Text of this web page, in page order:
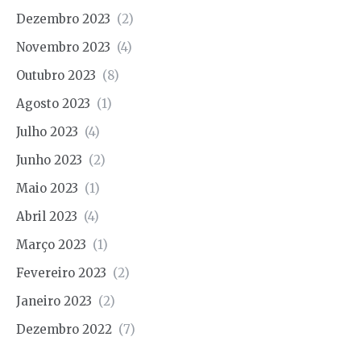
Dezembro 2023 (2)
Novembro 2023 (4)
Outubro 2023 (8)
Agosto 2023 (1)
Julho 2023 (4)
Junho 2023 (2)
Maio 2023 (1)
Abril 2023 (4)
Março 2023 (1)
Fevereiro 2023 (2)
Janeiro 2023 (2)
Dezembro 2022 (7)